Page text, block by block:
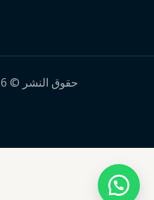
حقوق النشر © 2026 | Crystal Green